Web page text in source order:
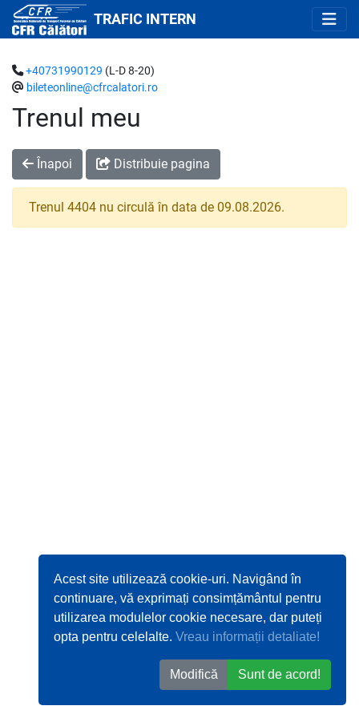
Acest site utilizează cookie-uri. Navigând în
continuare, vă exprimați consimțământul pentru
utilizarea modulelor cookie necesare, dar puteți
opta pentru celelalte.Vreau informații detaliate!
Modifică Sunt de acord!
TRAFIC INTERN
Trenul meu
+40731990129 (L-D 8-20)
bileteonline@cfrcalatori.ro
Înapoi Distribuie pagina
Trenul 4404 nu circulă în data de 09.08.2026.